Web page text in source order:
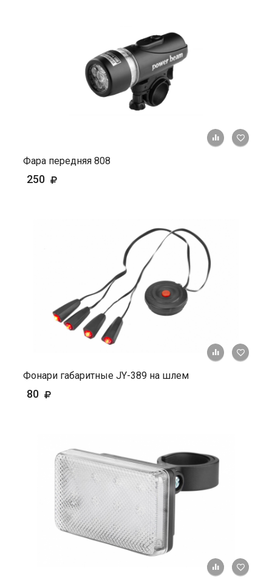
+ К
Фара передняя 808
250
+ К
Фонари габаритные JY-389 на шлем
80
+ К